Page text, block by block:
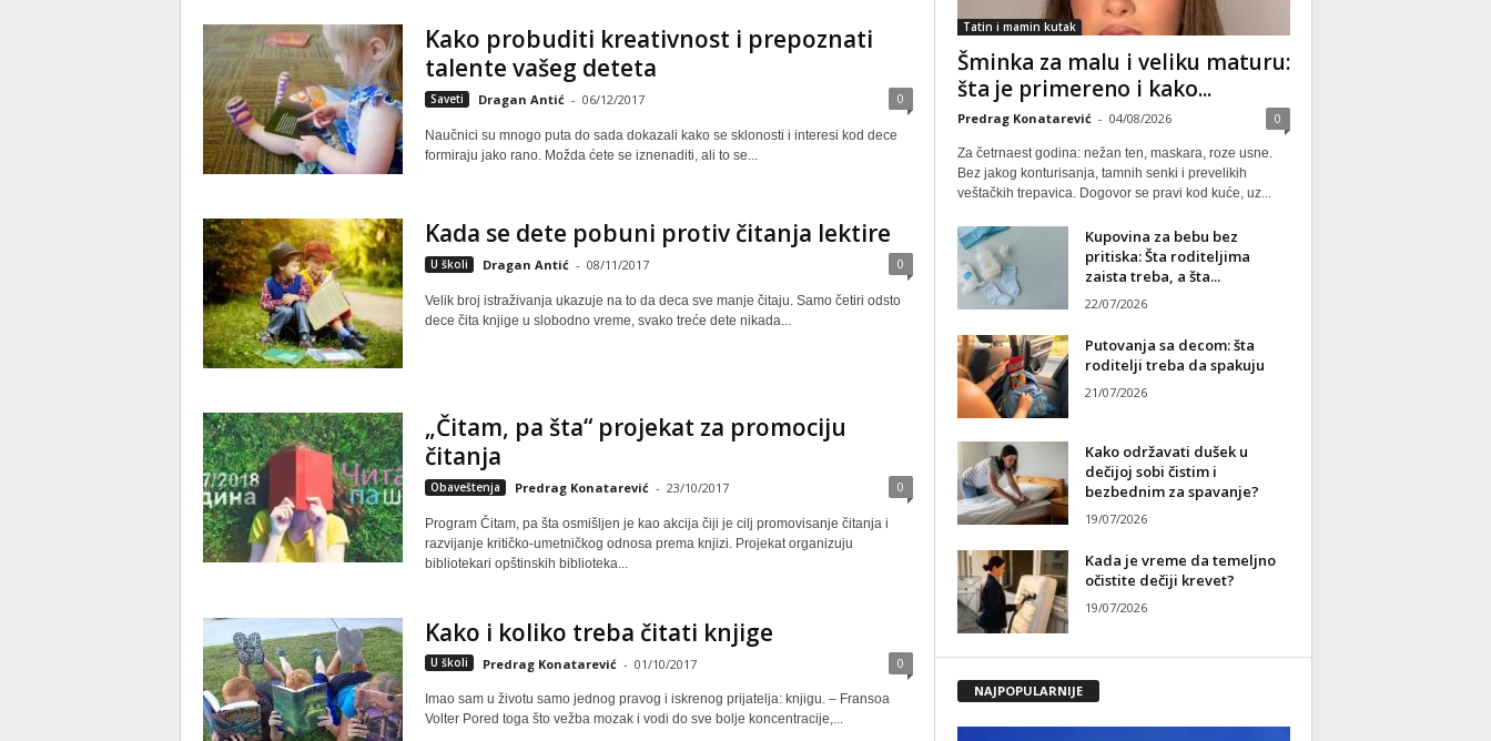
Kako probuditi kreativnost i prepoznati
talente vašeg deteta
Saveti Dragan Antić - 06/12/2017 0
Naučnici su mnogo puta do sada dokazali kako se sklonosti i interesi kod dece
formiraju jako rano. Možda ćete se iznenaditi, ali to se...
Kada se dete pobuni protiv čitanja lektire
U školi Dragan Antić - 08/11/2017 0
Velik broj istraživanja ukazuje na to da deca sve manje čitaju. Samo četiri odsto
dece čita knjige u slobodno vreme, svako treće dete nikada...
„Čitam, pa šta“ projekat za promociju
čitanja
Obaveštenja Predrag Konatarević - 23/10/2017 0
Program Čitam, pa šta osmišlјen je kao akcija čiji je cilј promovisanje čitanja i
razvijanje kritičko-umetničkog odnosa prema knjizi. Projekat organizuju
bibliotekari opštinskih biblioteka...
Kako i koliko treba čitati knjige
U školi Predrag Konatarević - 01/10/2017 0
Imao sam u životu samo jednog pravog i iskrenog prijatelja: knjigu. – Fransoa
Volter Pored toga što vežba mozak i vodi do sve bolje koncentracije,...
Tatin i mamin kutak
Šminka za malu i veliku maturu:
šta je primereno i kako...
Predrag Konatarević - 04/08/2026 0
Za četrnaest godina: nežan ten, maskara, roze usne.
Bez jakog konturisanja, tamnih senki i prevelikih
veštačkih trepavica. Dogovor se pravi kod kuće, uz...
Kupovina za bebu bez
pritiska: Šta roditeljima
zaista treba, a šta...
22/07/2026
Putovanja sa decom: šta
roditelji treba da spakuju
21/07/2026
Kako održavati dušek u
dečijoj sobi čistim i
bezbednim za spavanje?
19/07/2026
Kada je vreme da temeljno
očistite dečiji krevet?
19/07/2026
NAJPOPULARNIJE